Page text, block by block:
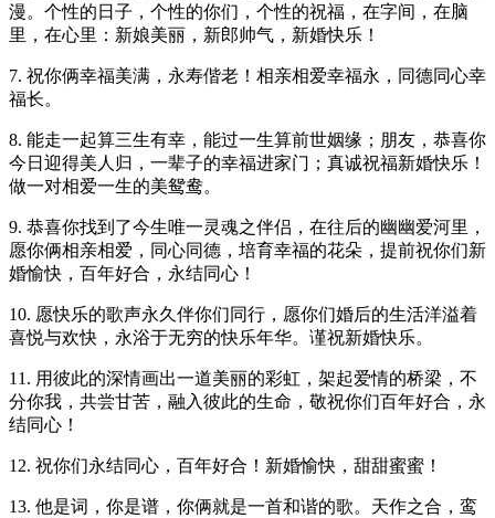
漫。个性的日子，个性的你们，个性的祝福，在字间，在脑
里，在心里：新娘美丽，新郎帅气，新婚快乐！
7. 祝你俩幸福美满，永寿偕老！相亲相爱幸福永，同德同心幸
福长。
8. 能走一起算三生有幸，能过一生算前世姻缘；朋友，恭喜你
今日迎得美人归，一辈子的幸福进家门；真诚祝福新婚快乐！
做一对相爱一生的美鸳鸯。
9. 恭喜你找到了今生唯一灵魂之伴侣，在往后的幽幽爱河里，
愿你俩相亲相爱，同心同德，培育幸福的花朵，提前祝你们新
婚愉快，百年好合，永结同心！
10. 愿快乐的歌声永久伴你们同行，愿你们婚后的生活洋溢着
喜悦与欢快，永浴于无穷的快乐年华。谨祝新婚快乐。
11. 用彼此的深情画出一道美丽的彩虹，架起爱情的桥梁，不
分你我，共尝甘苦，融入彼此的生命，敬祝你们百年好合，永
结同心！
12. 祝你们永结同心，百年好合！新婚愉快，甜甜蜜蜜！
13. 他是词，你是谱，你俩就是一首和谐的歌。天作之合，鸾